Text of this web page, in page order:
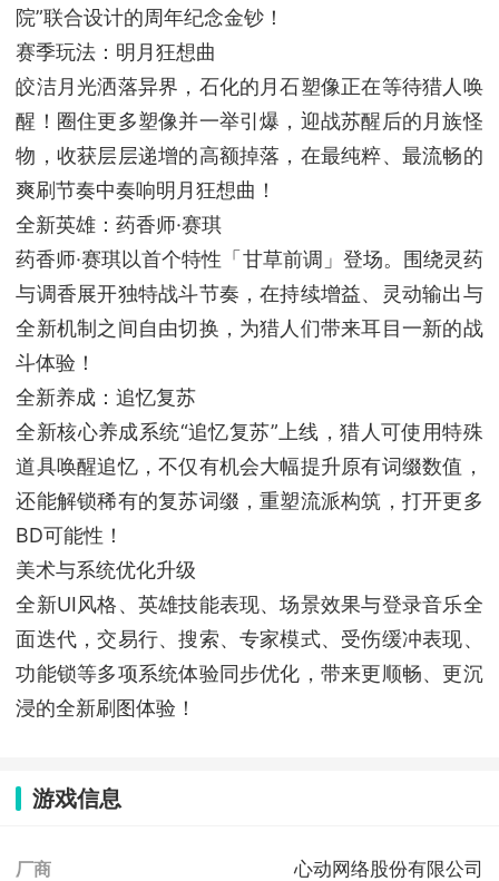
院”联合设计的周年纪念金钞！
赛季玩法：明月狂想曲
皎洁月光洒落异界，石化的月石塑像正在等待猎人唤
醒！圈住更多塑像并一举引爆，迎战苏醒后的月族怪
物，收获层层递增的高额掉落，在最纯粹、最流畅的
爽刷节奏中奏响明月狂想曲！
全新英雄：药香师·赛琪
药香师·赛琪以首个特性「甘草前调」登场。围绕灵药
与调香展开独特战斗节奏，在持续增益、灵动输出与
全新机制之间自由切换，为猎人们带来耳目一新的战
斗体验！
全新养成：追忆复苏
全新核心养成系统“追忆复苏”上线，猎人可使用特殊
道具唤醒追忆，不仅有机会大幅提升原有词缀数值，
还能解锁稀有的复苏词缀，重塑流派构筑，打开更多
BD可能性！
美术与系统优化升级
全新UI风格、英雄技能表现、场景效果与登录音乐全
面迭代，交易行、搜索、专家模式、受伤缓冲表现、
功能锁等多项系统体验同步优化，带来更顺畅、更沉
浸的全新刷图体验！
游戏信息
厂商 心动网络股份有限公司